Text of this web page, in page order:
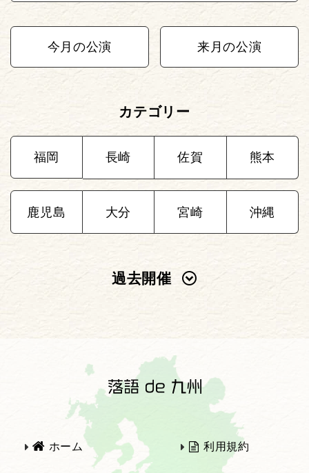
今月の公演 来月の公演
カテゴリー
福岡 長崎 佐賀 熊本
鹿児島 大分 宮崎 沖縄
過去開催
2022年
2021年 2020年
ホーム 利用規約